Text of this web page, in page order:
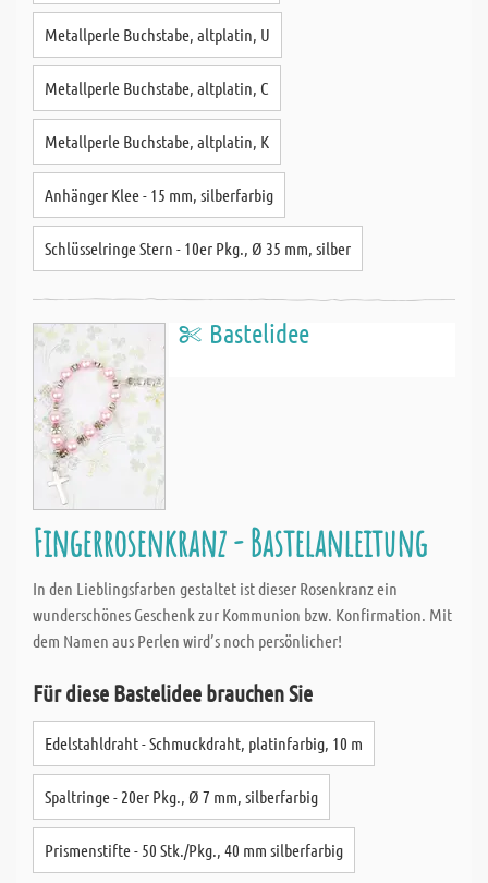
Metallperle Buchstabe, altplatin, U
Metallperle Buchstabe, altplatin, C
Metallperle Buchstabe, altplatin, K
Anhänger Klee - 15 mm, silberfarbig
Schlüsselringe Stern - 10er Pkg., Ø 35 mm, silber
Bastelidee
Fingerrosenkranz - Bastelanleitung
In den Lieblingsfarben gestaltet ist dieser Rosenkranz ein
wunderschönes Geschenk zur Kommunion bzw. Konfirmation. Mit
dem Namen aus Perlen wird’s noch persönlicher!
Für diese Bastelidee brauchen Sie
Edelstahldraht - Schmuckdraht, platinfarbig, 10 m
Spaltringe - 20er Pkg., Ø 7 mm, silberfarbig
Prismenstifte - 50 Stk./Pkg., 40 mm silberfarbig